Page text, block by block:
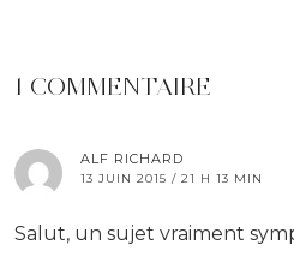
1 COMMENTAIRE
ALF RICHARD
13 JUIN 2015 / 21 H 13 MIN
Salut, un sujet vraiment